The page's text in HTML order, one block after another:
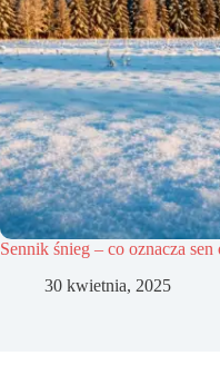
Sennik śnieg – co oznacza
30 kwietnia, 2025